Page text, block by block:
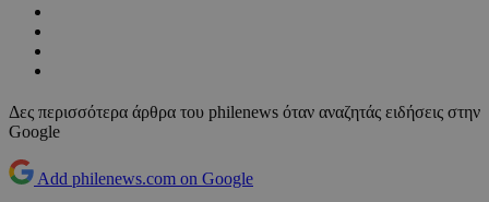
Δες περισσότερα άρθρα του philenews όταν αναζητάς ειδήσεις στην
Google
Add philenews.com on Google